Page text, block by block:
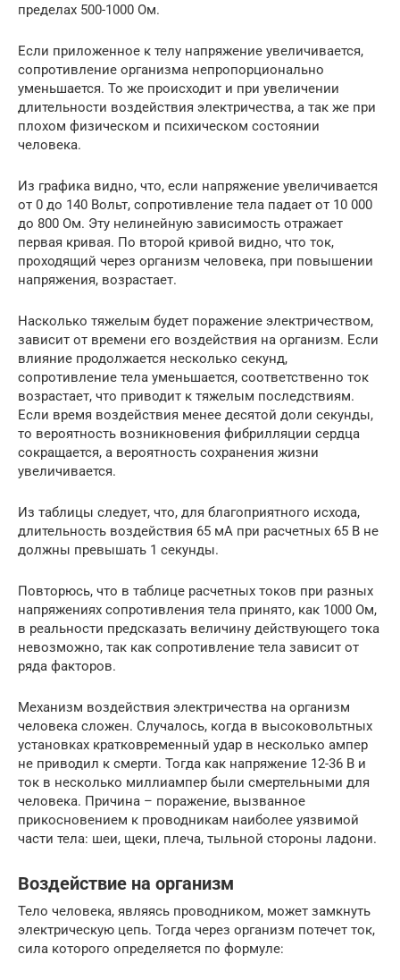
пределах 500-1000 Ом.
Если приложенное к телу напряжение увеличивается,
сопротивление организма непропорционально
уменьшается. То же происходит и при увеличении
длительности воздействия электричества, а так же при
плохом физическом и психическом состоянии
человека.
Из графика видно, что, если напряжение увеличивается
от 0 до 140 Вольт, сопротивление тела падает от 10 000
до 800 Ом. Эту нелинейную зависимость отражает
первая кривая. По второй кривой видно, что ток,
проходящий через организм человека, при повышении
напряжения, возрастает.
Насколько тяжелым будет поражение электричеством,
зависит от времени его воздействия на организм. Если
влияние продолжается несколько секунд,
сопротивление тела уменьшается, соответственно ток
возрастает, что приводит к тяжелым последствиям.
Если время воздействия менее десятой доли секунды,
то вероятность возникновения фибрилляции сердца
сокращается, а вероятность сохранения жизни
увеличивается.
Из таблицы следует, что, для благоприятного исхода,
длительность воздействия 65 мА при расчетных 65 В не
должны превышать 1 секунды.
Повторюсь, что в таблице расчетных токов при разных
напряжениях сопротивления тела принято, как 1000 Ом,
в реальности предсказать величину действующего тока
невозможно, так как сопротивление тела зависит от
ряда факторов.
Механизм воздействия электричества на организм
человека сложен. Случалось, когда в высоковольтных
установках кратковременный удар в несколько ампер
не приводил к смерти. Тогда как напряжение 12-36 В и
ток в несколько миллиампер были смертельными для
человека. Причина – поражение, вызванное
прикосновением к проводникам наиболее уязвимой
части тела: шеи, щеки, плеча, тыльной стороны ладони.
Воздействие на организм
Тело человека, являясь проводником, может замкнуть
электрическую цепь. Тогда через организм потечет ток,
сила которого определяется по формуле: